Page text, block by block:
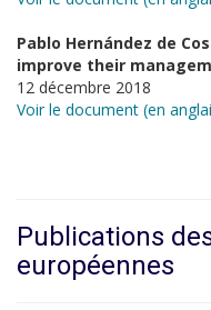
Pablo Hernández de
improve their
12 décembre 2018
Voir le document (en
Publications
européennes